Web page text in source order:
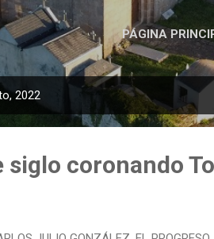
PÁGINA
2022
siglo coronando